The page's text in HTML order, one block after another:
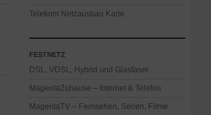
Telekom Netzausbau Karte
FESTNETZ
DSL, VDSL, Hybrid und Glasfaser
MagentaZuhause – Internet & Telefon
MagentaTV – Fernsehen, Serien, Filme